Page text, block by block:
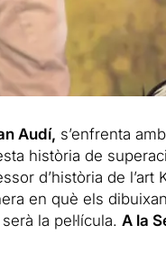
Audí, s’enfrenta amb
història de
d’història de l’art
en què els
la pel·lícula. A la